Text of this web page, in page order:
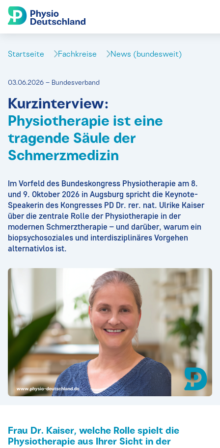
Startseite Fachkreise News (bundesweit)
03.06.2026 – Bundesverband
Kurzinterview:
Physiotherapie ist eine
tragende Säule der
Schmerzmedizin
Im Vorfeld des Bundeskongress Physiotherapie am 8.
und 9. Oktober 2026 in Augsburg spricht die Keynote-
Speakerin des Kongresses PD Dr. rer. nat. Ulrike Kaiser
über die zentrale Rolle der Physiotherapie in der
modernen Schmerztherapie – und darüber, warum ein
biopsychosoziales und interdisziplinäres Vorgehen
alternativlos ist.
Frau Dr. Kaiser, welche Rolle spielt die
Physiotherapie aus Ihrer Sicht in der